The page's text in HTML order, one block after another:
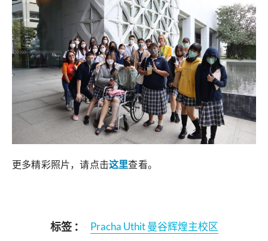
更多精彩照片，请点击这里查看。
标签 ： Pracha Uthit 曼谷辉煌主校区